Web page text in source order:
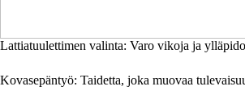
Lattiatuulettimen valinta: Varo vikoja ja
Kovasepäntyö: Taidetta, joka muovaa